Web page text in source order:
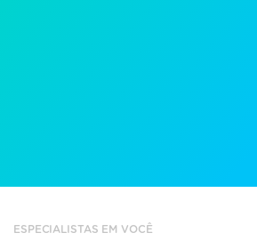
ESPECIALISTAS EM VOCÊ